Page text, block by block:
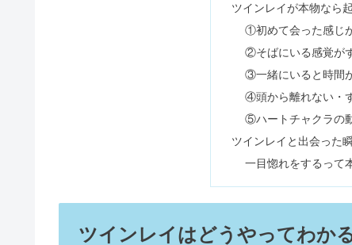
ラブラドライトに惹かれる時｜
幸運を呼ぶ猫の名前おすすめ5
【無料】相手の気持ちが知れる
タロット占いのやり方！当たる